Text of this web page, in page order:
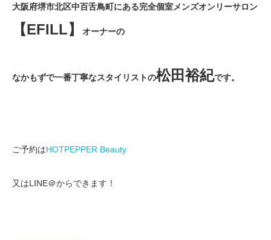
大阪府堺市北区中百舌鳥町にある完全個室メンズオンリーサロン
【EFILL】 オーナーの
なかもずで一番丁寧なスタイリストの松田裕紀です。
ご予約はHOTPEPPER Beauty
又はLINE＠からできます！